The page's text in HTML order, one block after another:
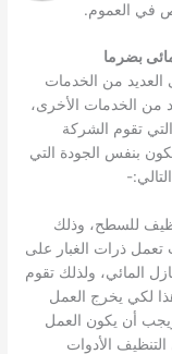
بضرما
العديد من الخدمات
من الخدمات الأخرى،
تقوم الشركة
بنفس الجودة التي
للسطح، وذلك
ذرات الغبار على
المائي، ولذلك تقوم
لكي يخرج العمل
أن يكون العمل
الأدوات